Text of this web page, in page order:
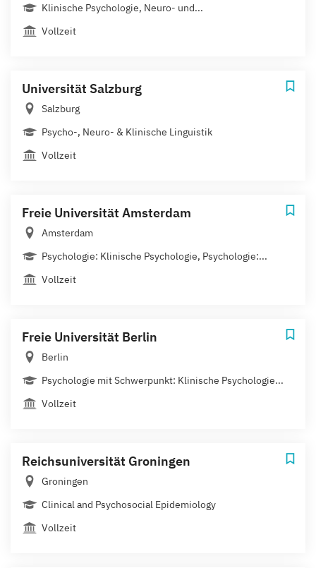
Klinische Psychologie, Neuro- und...
Vollzeit
Universität Salzburg
Salzburg
Psycho-, Neuro- & Klinische Linguistik
Vollzeit
Freie Universität Amsterdam
Amsterdam
Psychologie: Klinische Psychologie, Psychologie:...
Vollzeit
Freie Universität Berlin
Berlin
Psychologie mit Schwerpunkt: Klinische Psychologie...
Vollzeit
Reichsuniversität Groningen
Groningen
Clinical and Psychosocial Epidemiology
Vollzeit